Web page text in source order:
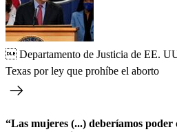
 Departamento de Justicia de EE.
Texas por ley que prohíbe el aborto
“Las mujeres (...) deberíamos